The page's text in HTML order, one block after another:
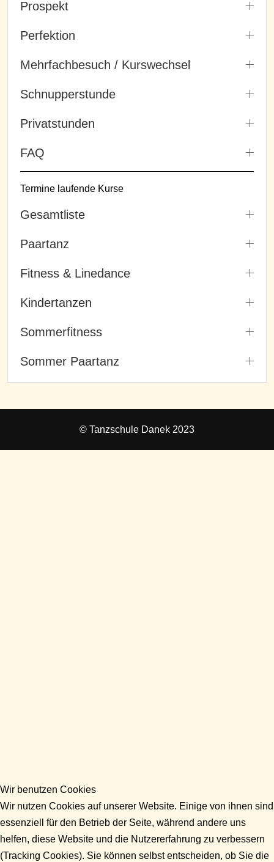
Prospekt
Perfektion
Mehrfachbesuch / Kurswechsel
Schnupperstunde
Privatstunden
FAQ
Termine laufende Kurse
Gesamtliste
Paartanz
Fitness & Linedance
Kindertanzen
Sommerfitness
Sommer Paartanz
© Tanzschule Danek 2023
Wir benutzen Cookies
Wir nutzen Cookies auf unserer Website. Einige von ihnen sind
essenziell für den Betrieb der Seite, während andere uns
helfen, diese Website und die Nutzererfahrung zu verbessern
(Tracking Cookies). Sie können selbst entscheiden, ob Sie die